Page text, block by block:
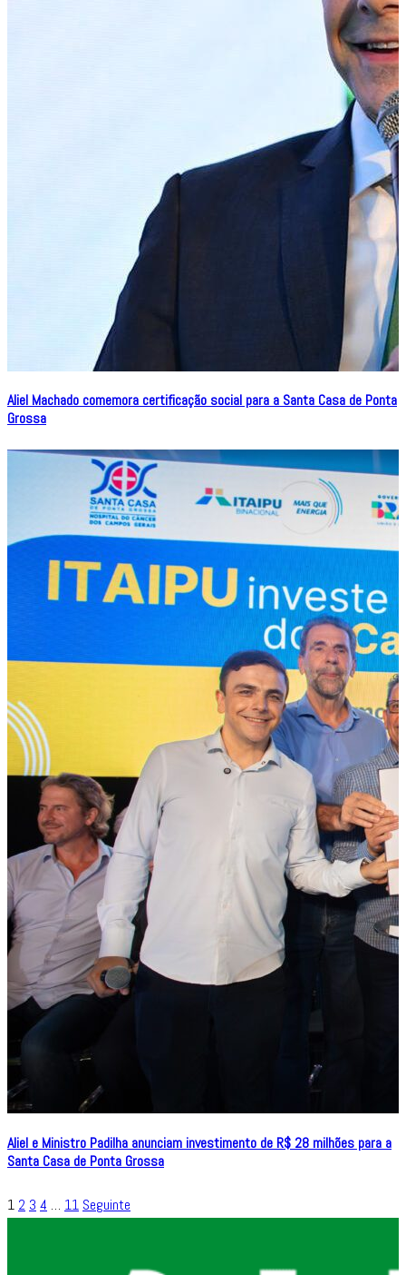
Aliel Machado comemora certificação social para a Santa Casa de Ponta
Grossa
Aliel e Ministro Padilha anunciam investimento de R$ 28 milhões para a
Santa Casa de Ponta Grossa
1 2 3 4 … 11 Seguinte